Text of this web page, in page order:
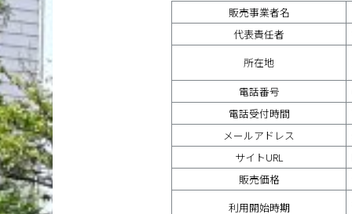
販売事業者名
代表責任者
所在地
電話番号
電話受付時間
メールアドレス
サイトURL
販売価格
利用開始時期